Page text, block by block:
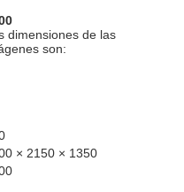
dimensiones de las
son:
× 2150 × 1350